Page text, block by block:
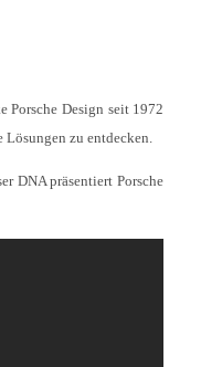
Porsche Design seit 1972
zu entdecken.
DNA präsentiert Porsche